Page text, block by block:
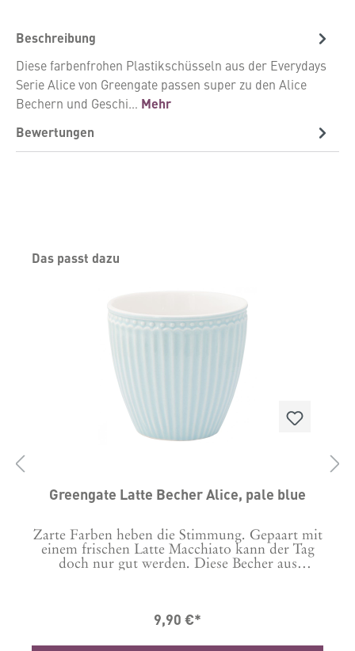
Beschreibung
Diese farbenfrohen Plastikschüsseln aus der Everydays
Serie Alice von Greengate passen super zu den Alice
Bechern und Geschi… Mehr
Bewertungen
Produktgalerie überspringen
Das passt dazu
Greengate Latte Becher Alice, pale blue
Zarte Farben heben die Stimmung. Gepaart mit
einem frischen Latte Macchiato kann der Tag
doch nur gut werden. Diese Becher aus
vorkommen. Geeignet für die Reinigung im
9,90 €*